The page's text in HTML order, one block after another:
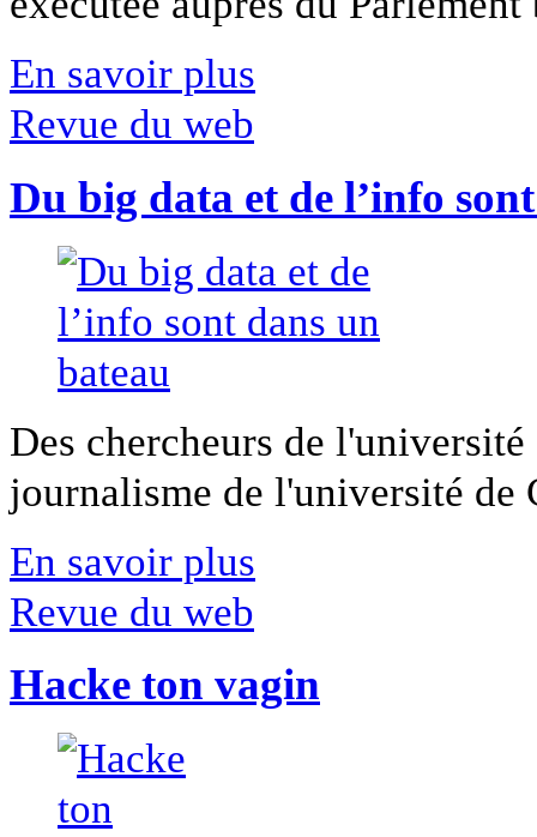
En savoir plus
Revue du web
Du big data et de l’info
Des chercheurs de
journalisme de l'université
En savoir plus
Revue du web
Hacke ton vagin